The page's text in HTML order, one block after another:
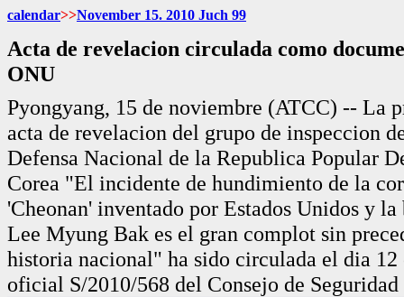
calendar>>November 15. 2010 Juch 99
Acta de revelacion circulada como
ONU
Pyongyang, 15 de noviembre (ATCC) -- La
acta de revelacion del grupo de inspeccion
Defensa Nacional de la Republica Popular
Corea "El incidente de hundimiento de la
'Cheonan' inventado por Estados Unidos y
Lee Myung Bak es el gran complot sin
historia nacional" ha sido circulada el dia 12
oficial S/2010/568 del Consejo de